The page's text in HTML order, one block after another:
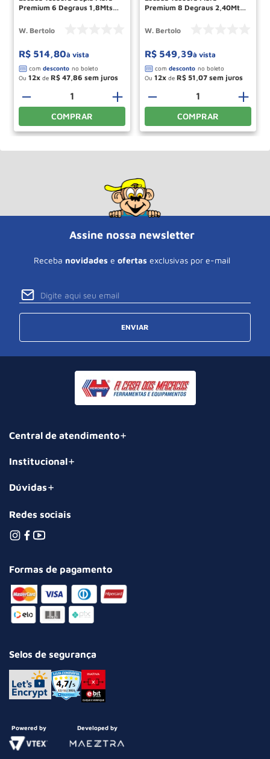
Premium 6 Degraus 1,8Mts
W. Bertolo
R$ 514,80à vista
Ou 12 de R$ 47,86
＋
－
COMPRAR
Premium 8 Degraus 2,40Mts
W. Bertolo
R$ 549,39à vista
Ou 12 de R$ 51,07
＋
－
COMPRAR
Assine nossa newsletter
Receba novidades e ofertas exclusivas por e-mail
ENVIAR
Central de atendimento
Institucional
Dúvidas
Redes sociais
Formas de pagamento
Selos de segurança
Powered by Developed by